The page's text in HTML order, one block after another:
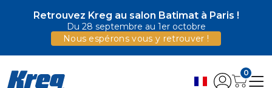
Retrouvez Kreg au salon Batimat à Paris !
Du 28 septembre au 1er octobre
Nous espérons vous y retrouver !
0